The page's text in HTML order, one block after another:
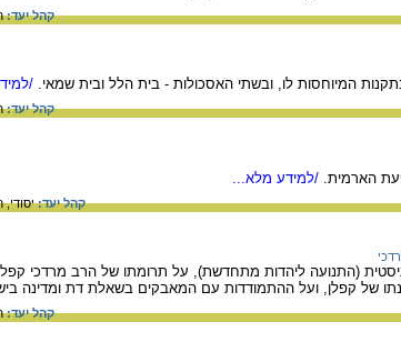
קהל יעד:
המיוחסות לו, ובשתי האסכולות - בית הלל ובית שמאי. /
קהל יעד:
הארמית. /למידע מלא...
קהל יעד:יסודי,
(התנועה ליהדות מתחדשת), על תרומתו של הרב מרדכי
של קפלן, ועל ההתמודדות עם המאבקים בשאלת דת ומדינה
קהל יעד: